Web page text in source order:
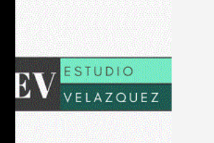
La inflación desaceleró, pero el
ajuste empieza a sentirse en
inicialmente acompañaron al
libertario.
La promesa de ser potencia dentro
comienza a chocar con una
marcada por la caída del consumo, la
empleo, la tensión social y la fatiga